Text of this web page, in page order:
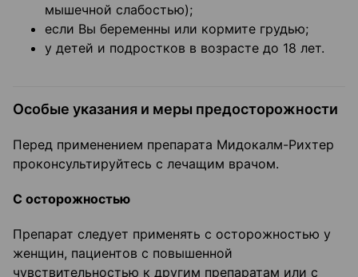
мышечной слабостью);
если Вы беременны или кормите грудью;
у детей и подростков в возрасте до 18 лет.
Особые указания и меры предосторожности
Перед применением препарата Мидокалм-Рихтер
проконсультируйтесь с лечащим врачом.
С осторожностью
Препарат следует применять с осторожностью у
женщин, пациентов с повышенной
чувствительностью к другим препаратам или с